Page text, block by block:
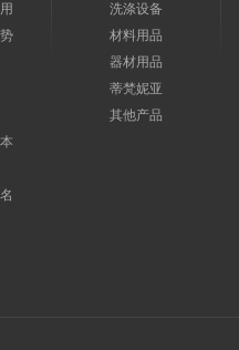
洗涤设备
材料用品
器材用品
蒂梵妮亚
其他产品